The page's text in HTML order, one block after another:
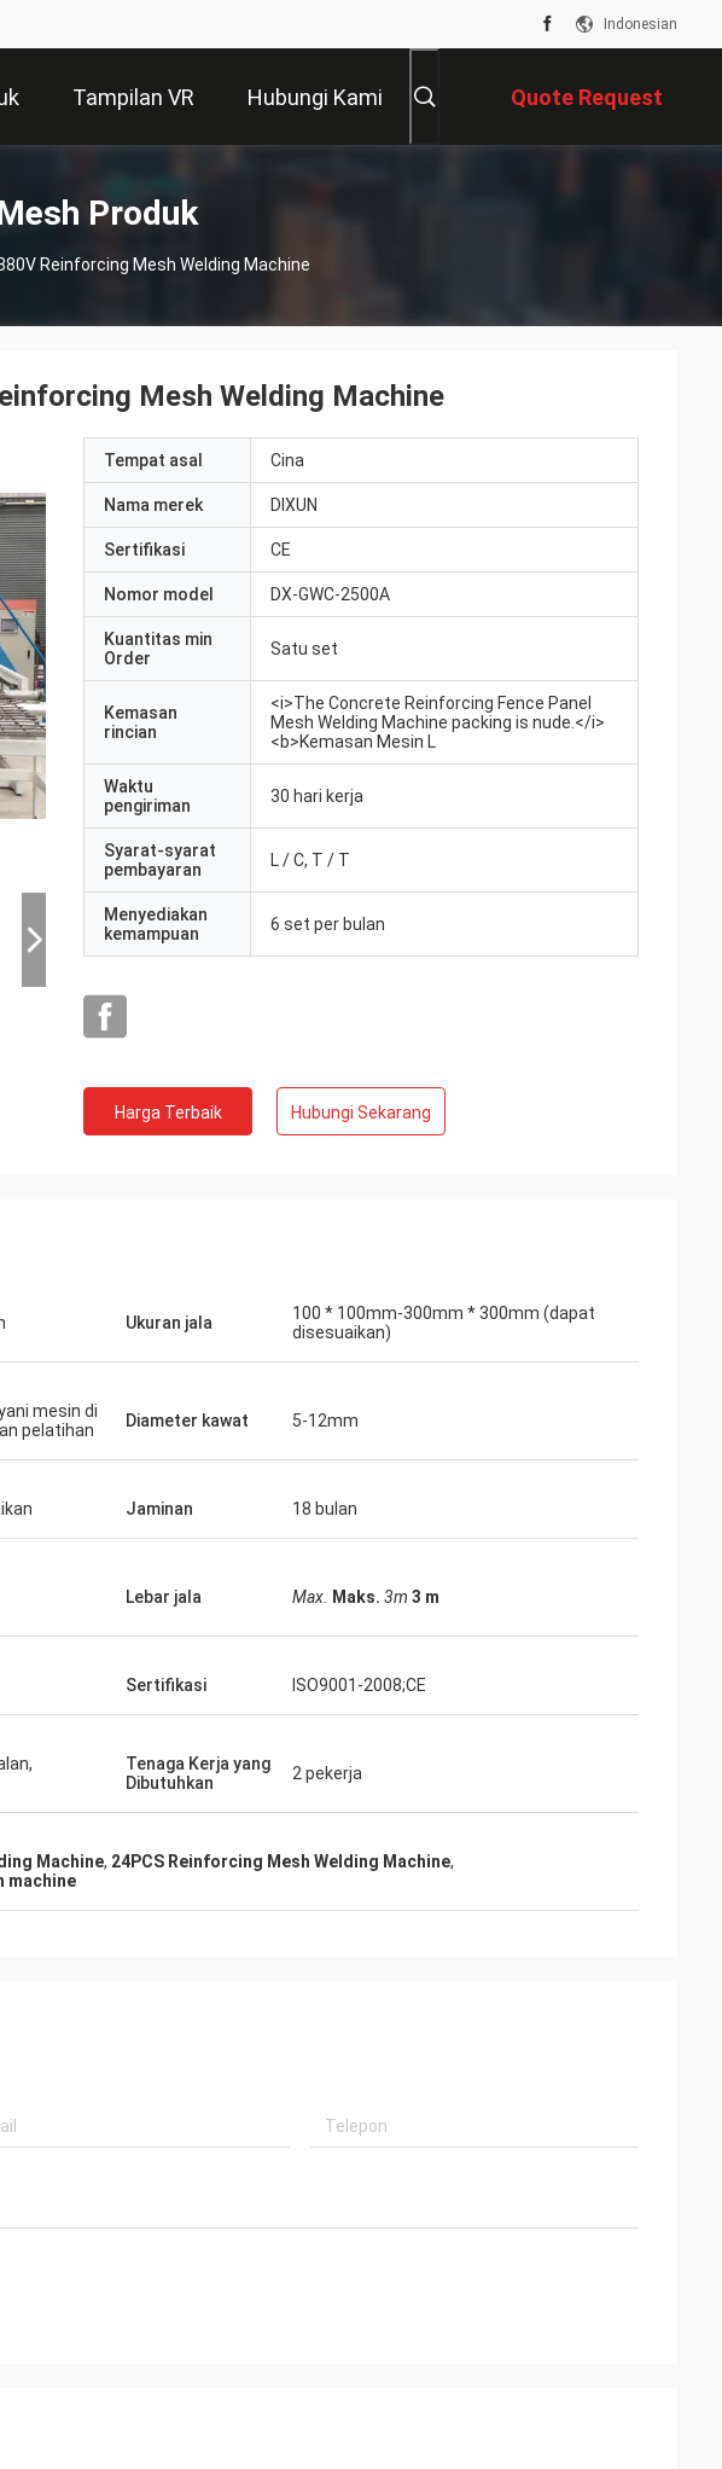
Indonesian
Tampilan VR Hubungi Kami Quote Request
Produk
Reinforcing Mesh Welding Machine
Mesh Welding Machine
Tempat asal Cina
Nama merek DIXUN
Sertifikasi CE
Nomor model DX-GWC-2500A
Kuantitas min
Order
Satu set
Kemasan
rincian
<i>The Concrete Reinforcing Fence Panel
Mesh Welding Machine packing is nude.</i>
<b>Kemasan Mesin L
Waktu
pengiriman
30 hari kerja
Syarat-syarat
pembayaran
L / C, T / T
Menyediakan
kemampuan
6 set per bulan
Harga Terbaik Hubungi Sekarang
Ukuran jala
100 * 100mm-300mm * 300mm (dapat
disesuaikan)
mesin di
pelatihan
Diameter kawat 5-12mm
Jaminan 18 bulan
Lebar jala Max. Maks. 3m 3 m
Sertifikasi ISO9001-2008;CE
Tenaga Kerja yang
Dibutuhkan
2 pekerja
Machine, 24PCS Reinforcing Mesh Welding Machine,
machine